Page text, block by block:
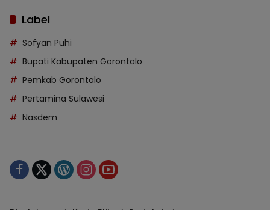
Label
Sofyan Puhi
Bupati Kabupaten Gorontalo
Pemkab Gorontalo
Pertamina Sulawesi
Nasdem